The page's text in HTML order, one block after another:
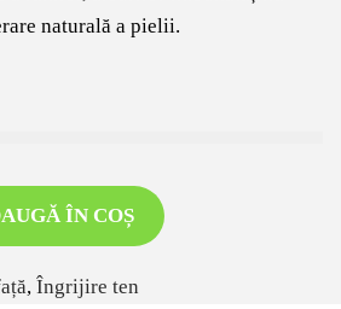
naturală a pielii.
ÎN COȘ
, Îngrijire ten